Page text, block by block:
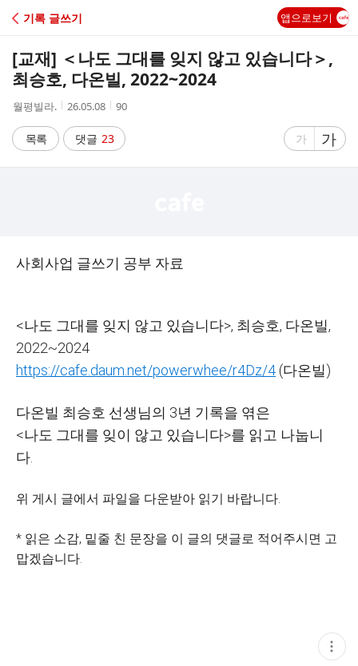
C
A
기록 글쓰기 앱으로보기
[교재] ＜나도 그대를 잊지 않고 있습니다＞,
최승호, 다온빌, 2022~2024
작
자
월평빌라.
작
시
간
26.05.08
조
수
90
목록 댓글 23
글
가
글
자
가
사회사업 글쓰기 공부 자료
<나도 그대를 잊지 않고 있습니다>, 최승호, 다온빌,
2022~2024
https://cafe.daum.net/powerwhee/r4Dz/4 (다온빌)
다온빌 최승호 선생님의 3년 기록을 엮은
<나도 그대를 잊이 않고 있습니다>를 읽고 나눕니
다.
위 게시 글에서 파일을 다운받아 읽기 바랍니다.
* 읽은 소감, 밑줄 친 문장을 이 글의 댓글로 적어주시면 고
맙겠습니다.
현
재